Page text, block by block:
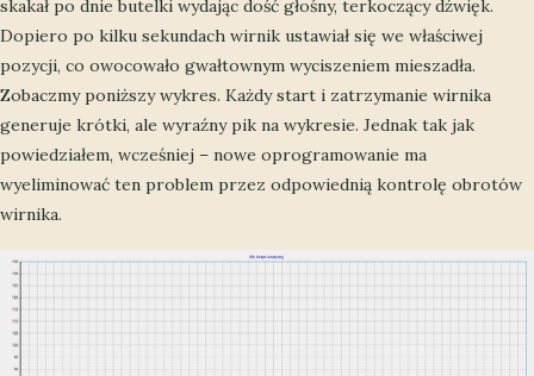
skakał po dnie butelki wydając dość głośny, terkoczący dźwięk.
Dopiero po kilku sekundach wirnik ustawiał się we właściwej
pozycji, co owocowało gwałtownym wyciszeniem mieszadła.
Zobaczmy poniższy wykres. Każdy start i zatrzymanie wirnika
generuje krótki, ale wyraźny pik na wykresie. Jednak tak jak
powiedziałem, wcześniej – nowe oprogramowanie ma
wyeliminować ten problem przez odpowiednią kontrolę obrotów
wirnika.